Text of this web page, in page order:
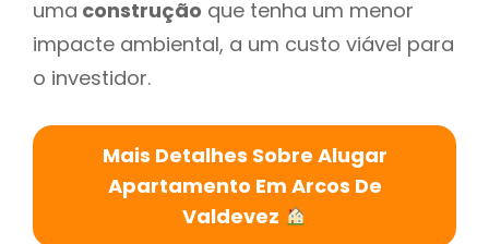
uma construção que tenha um menor
impacte ambiental, a um custo viável para
o investidor.
Mais Detalhes Sobre Alugar
Apartamento Em Arcos De
Valdevez